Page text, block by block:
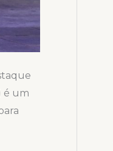
é um